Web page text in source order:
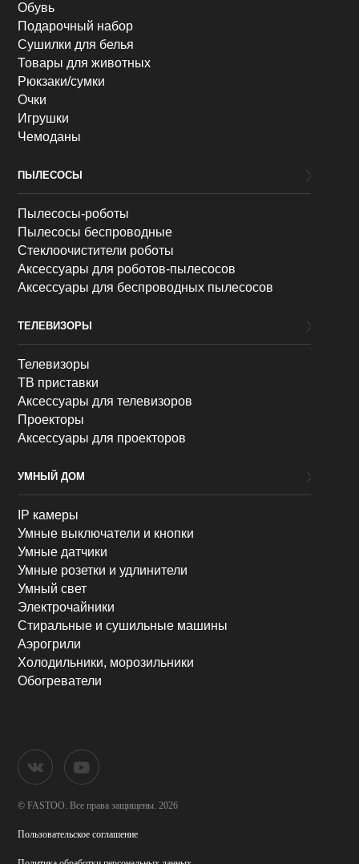
Обувь
Подарочный набор
Сушилки для белья
Товары для животных
Рюкзаки/сумки
Очки
Игрушки
Чемоданы
ПЫЛЕСОСЫ
Пылесосы-роботы
Пылесосы беспроводные
Стеклоочистители роботы
Аксессуары для роботов-пылесосов
Аксессуары для беспроводных пылесосов
ТЕЛЕВИЗОРЫ
Телевизоры
ТВ приставки
Аксессуары для телевизоров
Проекторы
Аксессуары для проекторов
УМНЫЙ ДОМ
IP камеры
Умные выключатели и кнопки
Умные датчики
Умные розетки и удлинители
Умный свет
Электрочайники
Стиральные и сушильные машины
Аэрогрили
Холодильники, морозильники
Обогреватели
© FASTOO. Все права защищены. 2026
Пользовательское соглашение